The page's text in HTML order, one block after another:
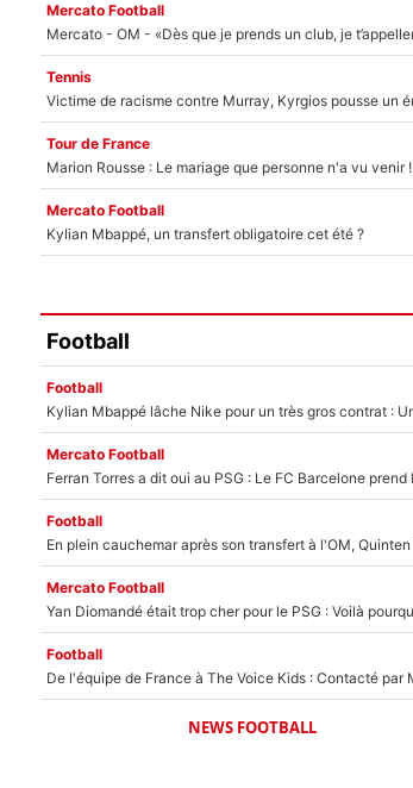
Mercato Football
Tennis
Tour de France
Marion Rousse : Le mariage que personne n'a vu venir !
Mercato Football
Kylian Mbappé, un transfert obligatoire cet été ?
Football
Football
Mercato Football
Football
Mercato Football
Football
NEWS FOOTBALL